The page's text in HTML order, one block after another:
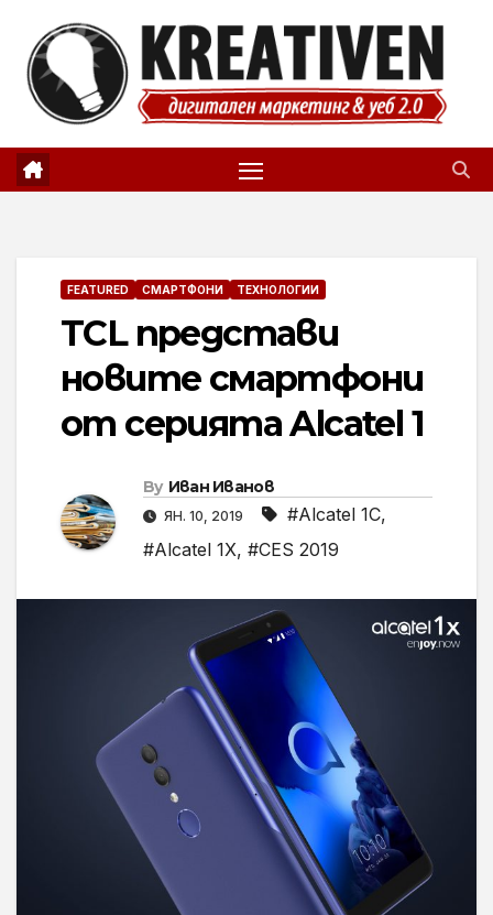
content
FEATURED СМАРТФОНИ ТЕХНОЛОГИИ
TCL представи
новите смартфони
от серията Alcatel 1
By Иван Иванов
ЯН. 10, 2019 #Alcatel 1C,
#Alcatel 1X, #CES 2019